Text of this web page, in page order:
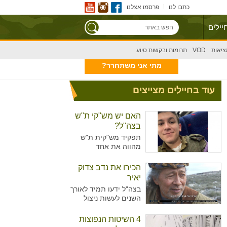
כתבו לנו פרסמו אצלנו
VOD תרומות ובקשות סיוע
מתי אני משתחרר?
עוד בחיילים מצייצים
האם יש מש"קי ת"ש
בצה"ל?
תפקיד מש"קית ת"ש
מהווה את אחד
יותר עם נשים מאשר
גברים בצה"ל. מדובר על
תפקיד המקביל לתפקיד
של עובדת סוציאלית
ויועצת בבתי הספר,
להכשיר גם גברים לאותו
הכירו את נדב צדוק
יאיר
בצה"ל ידעו תמיד לאורך
השנים לעשות ניצול
שלו ידע נרחב בתחומים
4 השיטות הנפוצות